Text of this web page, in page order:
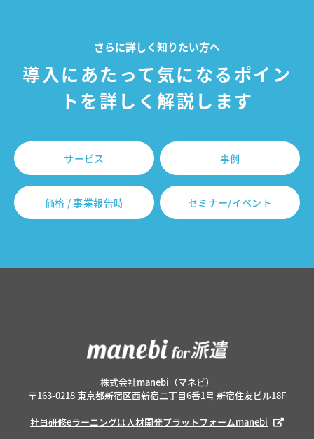
さらに詳しく知りたい方へ
導入にあたって気になるポイン
トを詳しく解説します
サービス 事例
価格 / 事業報告時 セミナー/イベント
株式会社manebi（マネビ）
〒163-0218 東京都新宿区西新宿二丁目6番1号 新宿住友ビル18F
社員研修eラーニングは人材開発プラットフォームmanebi